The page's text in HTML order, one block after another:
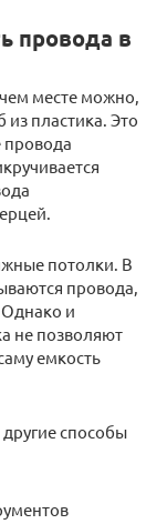
провода в
месте можно,
пластика. Это
провода
потолки. В
провода,
и
не позволяют
емкость
способы